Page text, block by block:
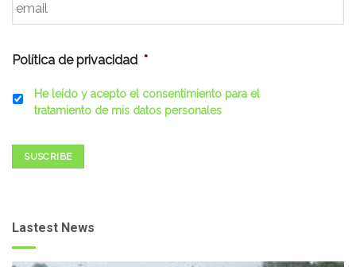
Política de privacidad *
He leído y acepto el consentimiento para el
tratamiento de mis datos personales
SUSCRIBE
Lastest News